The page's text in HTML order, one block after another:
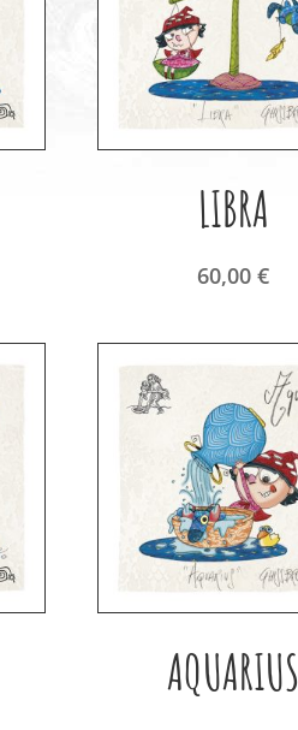
LIBRA
60,00€
AQUARIUS